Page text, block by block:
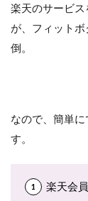
楽天のサービ
が、フィット
倒。
なので、簡単
す。
楽天会